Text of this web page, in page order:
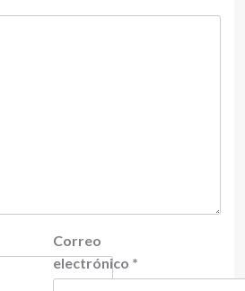
Correo
electrónico *